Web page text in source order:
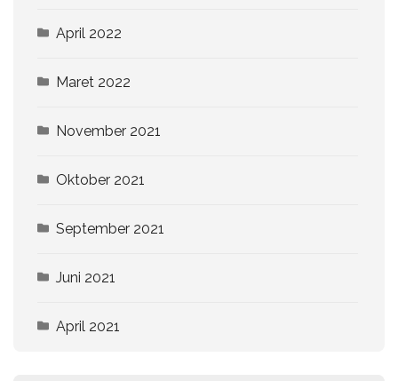
April 2022
Maret 2022
November 2021
Oktober 2021
September 2021
Juni 2021
April 2021